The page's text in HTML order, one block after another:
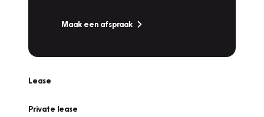
Maak een afspraak
Lease
Private lease